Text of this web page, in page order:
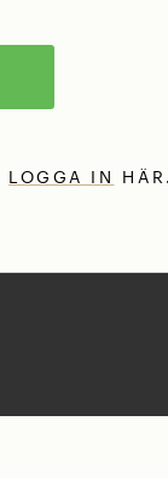
LOGGA IN HÄR.